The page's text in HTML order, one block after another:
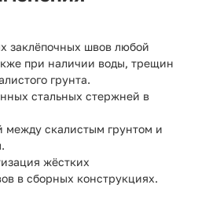
заклёпочных швов любой
при наличии воды, трещин
грунта.
стальных стержней в
между скалистым грунтом и
жёстких
в сборных конструкциях.